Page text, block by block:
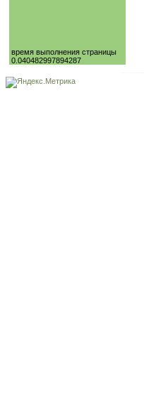
время выполнения страницы
0.040482997894287